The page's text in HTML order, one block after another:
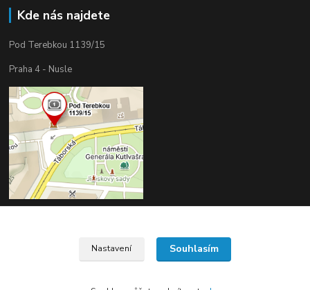
Kde nás najdete
Pod Terebkou 1139/15
Praha 4 - Nusle
Upravit sběr cookies.
Nastavení Souhlasím